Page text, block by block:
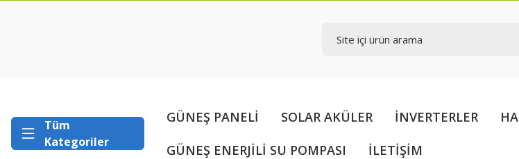
Tüm
Kategoriler
GÜNEŞ PANELİ SOLAR AKÜLER İNVERTERLER
GÜNEŞ ENERJİLİ SU POMPASI
İLETİŞİM